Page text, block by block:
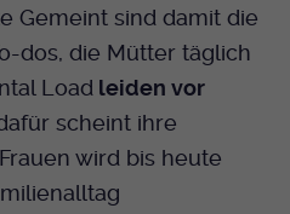
Gemeint sind damit die
dos, die Mütter täglich
Load leiden vor
scheint ihre
wird bis heute
der Cookie Opt-In
Eine optionale Nummer
gibt lediglich eine
an.